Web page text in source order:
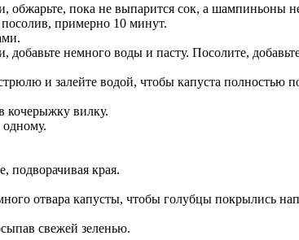
пока не выпарится сок, а шампиньоны
примерно 10 минут.
немного воды и пасту. Посолите,
и залейте водой, чтобы капуста полностью
кочерыжку вилку.
одному.
подворачивая края.
отвара капусты, чтобы голубцы покрылись
свежей зеленью.